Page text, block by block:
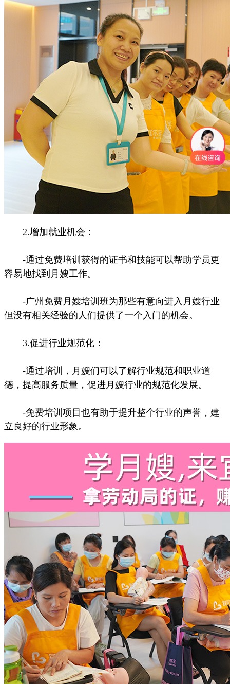
2.增加就业机会：
-通过免费培训获得的证书和技能可以帮助学员更
容易地找到月嫂工作。
-广州免费月嫂培训班为那些有意向进入月嫂行业
但没有相关经验的人们提供了一个入门的机会。
3.促进行业规范化：
-通过培训，月嫂们可以了解行业规范和职业道
德，提高服务质量，促进月嫂行业的规范化发展。
-免费培训项目也有助于提升整个行业的声誉，建
立良好的行业形象。